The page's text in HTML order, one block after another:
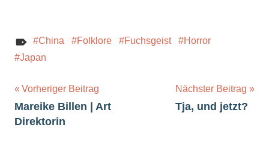
China Folklore Fuchsgeist
Horror
Japan
Beitragsnavigation
Vorheriger Beitrag
Mareike Billen | Art
Direktorin
Nächster Beitrag
Tja, und jetzt?